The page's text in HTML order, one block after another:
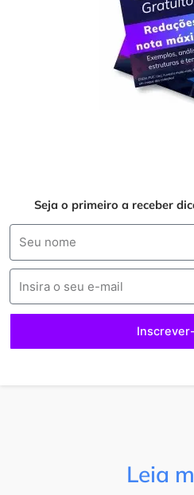
Seja o primeiro a receber
Leia